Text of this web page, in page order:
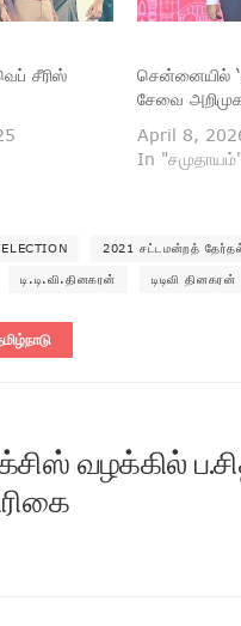
சீரிஸ்
சென்னையில்
சேவை
April 8,
In
2021 சட்டமன்றத்
டி.டி.வி.தினகரன் டிடிவி தினகரன்
வழக்கில்